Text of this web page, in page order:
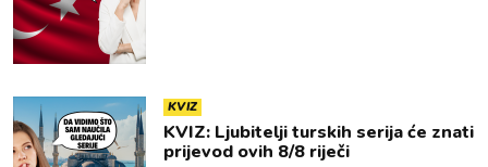
KVIZ
KVIZ: Ljubitelji turskih serija će znati
prijevod ovih 8/8 riječi